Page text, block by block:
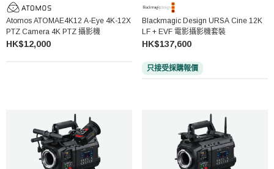
Atomos ATOMAE4K12 A-Eye 4K-12X
PTZ Camera 4K PTZ 攝影機
HK$12,000
Blackmagic Design URSA Cine 12K
LF + EVF 電影攝影機套裝
HK$137,600
只接受採購報價